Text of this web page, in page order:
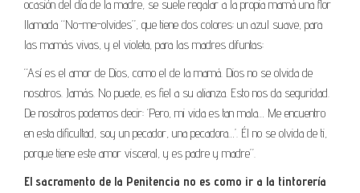
ocasión del día de la madre, se suele regalar a la propia mamá una flor
llamada “No-me-olvides”, que tiene dos colores: un azul suave, para
las mamás vivas, y el violeta, para las madres difuntas:
“Así es el amor de Dios, como el de la mamá. Dios no se olvida de
nosotros. Jamás. No puede, es fiel a su alianza. Esto nos da seguridad.
De nosotros podemos decir: ‘Pero, mi vida es tan mala… Me encuentro
en esta dificultad, soy un pecador, una pecadora…’. Él no se olvida de ti,
porque tiene este amor visceral, y es padre y madre”.
El sacramento de la Penitencia no es como ir a la tintorería